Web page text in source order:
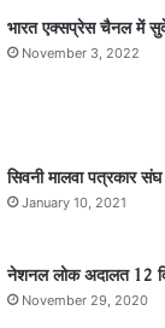
भारत एक्सप्रेस चैनल में
November 3, 2022
सिवनी मालवा पत्रकार
January 10, 2021
नेशनल लोक अदालत 12
November 29, 2020